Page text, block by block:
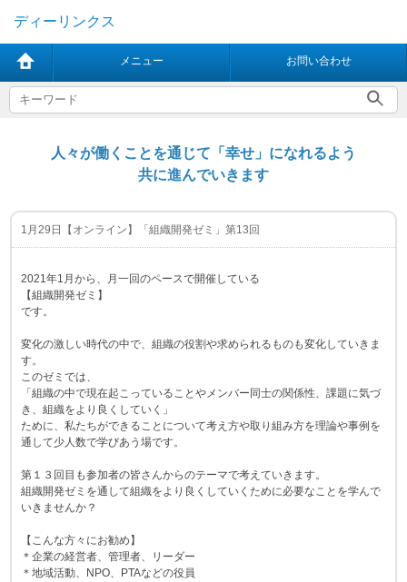
ディーリンクス
メニュー お問い合わせ
人々が働くことを通じて「幸せ」になれるよう
共に進んでいきます
1月29日【オンライン】「組織開発ゼミ」第13回
2021年1月から、月一回のペースで開催している
【組織開発ゼミ】
です。
変化の激しい時代の中で、組織の役割や求められるものも変化していきま
す。
このゼミでは、
「組織の中で現在起こっていることやメンバー同士の関係性、課題に気づ
き、組織をより良くしていく」
ために、私たちができることについて考え方や取り組み方を理論や事例を
通して少人数で学びあう場です。
第１３回目も参加者の皆さんからのテーマで考えていきます。
組織開発ゼミを通して組織をより良くしていくために必要なことを学んで
いきませんか？
【こんな方々にお勧め】
＊企業の経営者、管理者、リーダー
＊地域活動、NPO、PTAなどの役員